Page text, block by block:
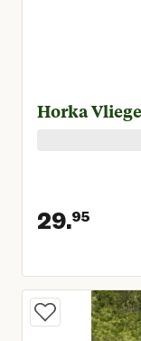
Horka
29.95